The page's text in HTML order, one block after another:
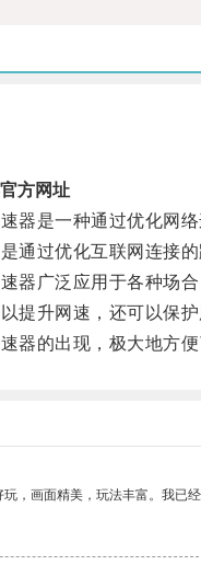
方网址
是一种通过优化网络
过优化互联网连接的
广泛应用于各种场合
升网速，还可以保护
的出现，极大地方便
，画面精美，玩法丰富。我已